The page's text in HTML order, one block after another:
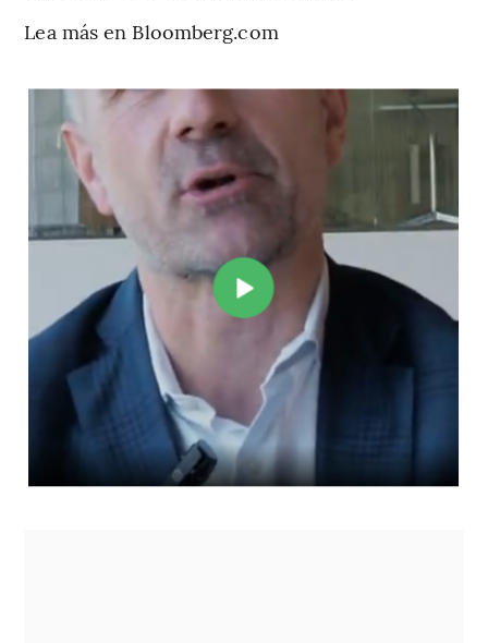
Lea más en Bloomberg.com